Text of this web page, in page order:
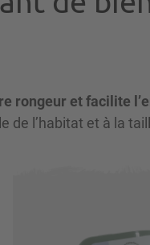
rongeur et facilite
de l’habitat et à la